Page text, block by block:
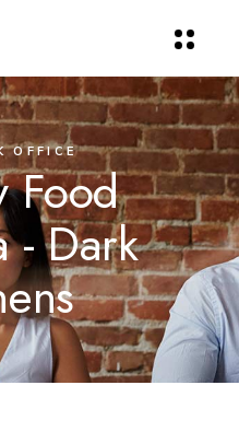
OFFICE
Food
- Dark